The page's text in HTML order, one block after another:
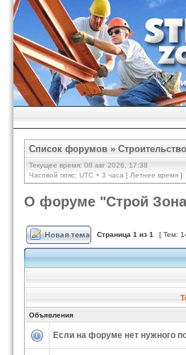
Список форумов »
Текущее время: 08 авг 2026, 17:38
Часовой пояс: UTC + 3 часа [ Летнее время ]
О форуме "Строй
Страница 1 из 1 [ Тем:
Объявления
Если на форуме нет нужного